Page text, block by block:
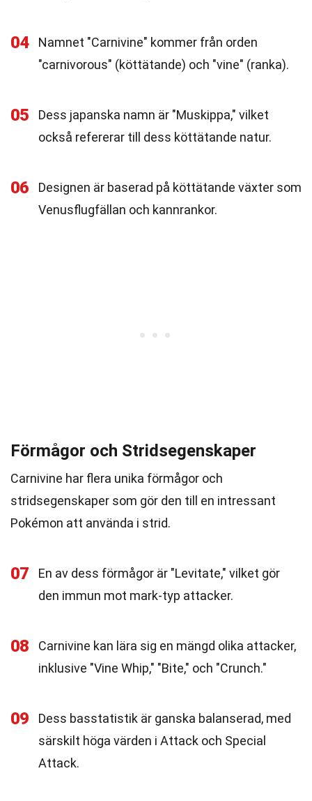
04
Namnet "Carnivine" kommer från orden
"carnivorous" (köttätande) och "vine" (ranka).
05
Dess japanska namn är "Muskippa," vilket
också refererar till dess köttätande natur.
06
Designen är baserad på köttätande växter som
Venusflugfällan och kannrankor.
Förmågor och Stridsegenskaper
Carnivine har flera unika förmågor och
stridsegenskaper som gör den till en intressant
Pokémon att använda i strid.
07
En av dess förmågor är "Levitate," vilket gör
den immun mot mark-typ attacker.
08
Carnivine kan lära sig en mängd olika attacker,
inklusive "Vine Whip," "Bite," och "Crunch."
09
Dess basstatistik är ganska balanserad, med
särskilt höga värden i Attack och Special
Attack.